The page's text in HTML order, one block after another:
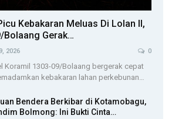
Kebakaran Meluas Di Lolan II,
Bolaang Gerak…
2026 0
Koramil 1303-09/Bolaang bergerak cepat
kebakaran lahan perkebunan…
Bendera Berkibar di Kotamobagu,
Bolmong: Ini Bukti Cinta…